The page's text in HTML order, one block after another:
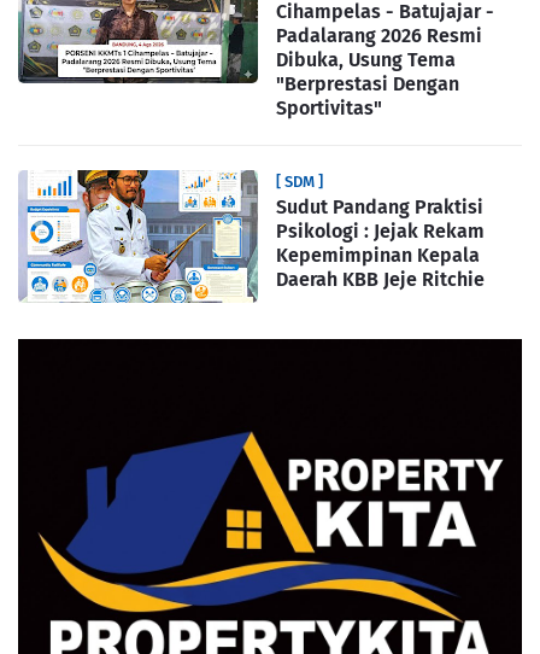
Cihampelas - Batujajar -
Padalarang 2026 Resmi
Dibuka, Usung Tema
"Berprestasi Dengan
Sportivitas"
[ SDM ]
Sudut Pandang Praktisi
Psikologi : Jejak Rekam
Kepemimpinan Kepala
Daerah KBB Jeje Ritchie